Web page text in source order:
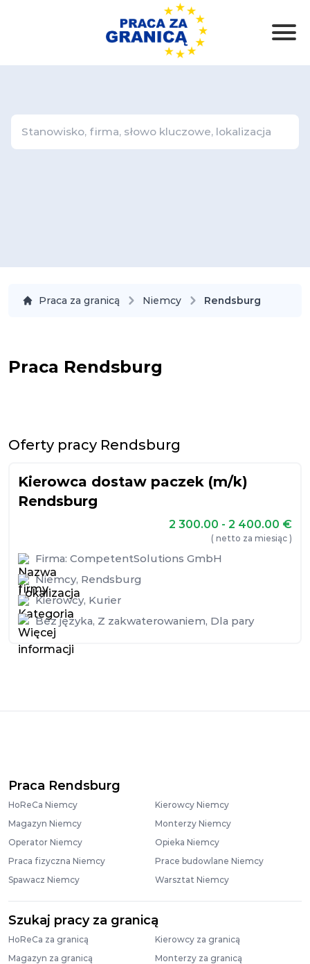
Praca za granicą Niemcy Rendsburg
Praca Rendsburg
Oferty pracy Rendsburg
Kierowca dostaw paczek (m/k)
Rendsburg
2 300.00 - 2 400.00 €
( netto za miesiąc )
Firma: CompetentSolutions GmbH
Niemcy, Rendsburg
Kierowcy, Kurier
Bez języka, Z zakwaterowaniem, Dla pary
Praca Rendsburg
HoReCa Niemcy
Kierowcy Niemcy
Magazyn Niemcy
Monterzy Niemcy
Operator Niemcy
Opieka Niemcy
Praca fizyczna Niemcy
Prace budowlane Niemcy
Spawacz Niemcy
Warsztat Niemcy
Szukaj pracy za granicą
HoReCa za granicą
Kierowcy za granicą
Magazyn za granicą
Monterzy za granicą